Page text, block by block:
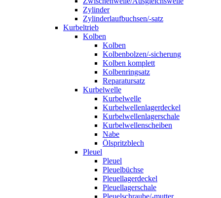
Zylinder
Zylinderlaufbuchsen/-satz
Kurbeltrieb
Kolben
Kolben
Kolbenbolzen/-sicherung
Kolben komplett
Kolbenringsatz
Reparatursatz
Kurbelwelle
Kurbelwelle
Kurbelwellenlagerdeckel
Kurbelwellenlagerschale
Kurbelwellenscheiben
Nabe
Ölspritzblech
Pleuel
Pleuel
Pleuelbüchse
Pleuellagerdeckel
Pleuellagerschale
Pleuelschraube/-mutter